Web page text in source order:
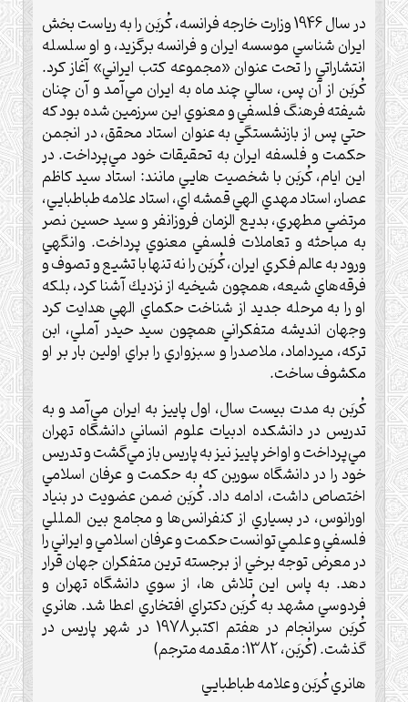
در سال 1946 وزارت خارجه فرانسه، كُربَن را به رياست بخش
ايران شناسي موسسه ايران و فرانسه برگزيد، و او سلسله
انتشاراتي را تحت عنوان «مجموعه كتب ايراني» آغاز كرد.
كُربَن از آن پس، سالي چند ماه به ايران مي‌آمد و آن چنان
شيفته فرهنگ فلسفي و معنوي اين سرزمين شده بود كه
حتي پس از بازنشستگي به عنوان استاد محقق، در انجمن
حكمت و فلسفه ايران به تحقيقات خود مي‌پرداخت. در
اين ايام، كُربَن با شخصيت هايي مانند: استاد سيد كاظم
عصار، استاد مهدي الهي قمشه اي، استاد علامه طباطبايي،
مرتضي مطهري، بديع الزمان فروزانفر و سيد حسين نصر
به مباحثه و تعاملات فلسفي معنوي پرداخت. وانگهي
ورود به عالم فكري ايران، كُربَن را نه تنها با تشيع و تصوف و
فرقه‌هاي شيعه، همچون شيخيه از نزديك آشنا كرد، بلكه
او را به مرحله جديد از شناخت حكماي الهي هدايت كرد
وجهان انديشه متفكراني همچون سيد حيدر آملي، ابن
تركه، ميرداماد، ملاصدرا و سبزواري را براي اولين بار بر او
مكشوف ساخت.
كُربَن به مدت بيست سال، اول پاييز به ايران مي‌آمد و به
تدريس در دانشكده ادبيات علوم انساني دانشگاه تهران
مي‌پرداخت و اواخر پاييز نيز به پاريس باز مي‌گشت و تدريس
خود را در دانشگاه سوربن كه به حكمت و عرفان اسلامي
اختصاص داشت، ادامه داد. كُربَن ضمن عضويت در بنياد
اورانوس، در بسياري از كنفرانس‌ها و مجامع بين المللي
فلسفي و علمي توانست حكمت و عرفان اسلامي و ايراني را
در معرض توجه برخي از برجسته ترين متفكران جهان قرار
دهد. به پاس اين تلاش ها، از سوي دانشگاه تهران و
فردوسي مشهد به كُربَن دكتراي افتخاري اعطا شد. هانري
كُربَن سرانجام در هفتم اكتبر1978 در شهر پاريس در
گذشت. (كُربَن، 1382: مقدمه مترجم)
هانري كُربَن و علامه طباطبايي